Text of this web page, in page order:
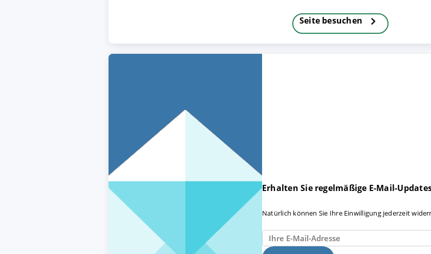
Seite besuchen
Erhalten Sie regelmäßige E-Mail-
Natürlich können Sie Ihre Einwilligung jederzeit
ABLEHNEN
Impressum|Datenschutz